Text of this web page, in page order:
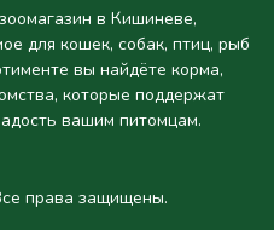
в Кишиневе,
для кошек, собак, птиц, рыб
вы найдёте корма,
которые поддержат
вашим питомцам.
права защищены.